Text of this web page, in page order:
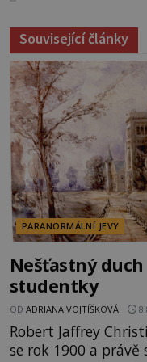
Související články
PARANORMÁLNÍ JEVY
Nešťastný
studentky
OD ADRIANA VOJTÍŠKOVÁ
Robert Jaffrey
se rok 1900 a